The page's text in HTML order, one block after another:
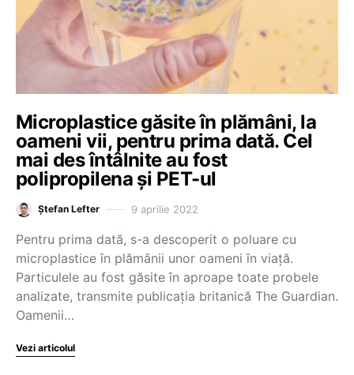
Microplastice găsite în plămâni, la
oameni vii, pentru prima dată. Cel
mai des întâlnite au fost
polipropilena și PET-ul
Ștefan Lefter 9 aprilie 2022
Pentru prima dată, s-a descoperit o poluare cu
microplastice în plămânii unor oameni în viață.
Particulele au fost găsite în aproape toate probele
analizate, transmite publicația britanică The Guardian.
Oamenii…
Vezi articolul